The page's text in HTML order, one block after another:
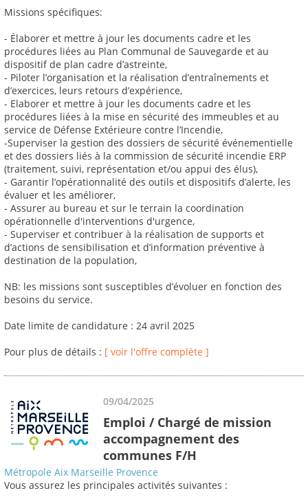
Missions spécifiques:
- Élaborer et mettre à jour les documents cadre et les
procédures liées au Plan Communal de Sauvegarde et au
dispositif de plan cadre d’astreinte,
- Piloter l’organisation et la réalisation d’entraînements et
d’exercices, leurs retours d’expérience,
- Elaborer et mettre à jour les documents cadre et les
procédures liées à la mise en sécurité des immeubles et au
service de Défense Extérieure contre l’Incendie,
-Superviser la gestion des dossiers de sécurité événementielle
et des dossiers liés à la commission de sécurité incendie ERP
(traitement, suivi, représentation et/ou appui des élus),
- Garantir l’opérationnalité des outils et dispositifs d’alerte, les
évaluer et les améliorer,
- Assurer au bureau et sur le terrain la coordination
opérationnelle d'interventions d'urgence,
- Superviser et contribuer à la réalisation de supports et
d’actions de sensibilisation et d’information préventive à
destination de la population,
NB: les missions sont susceptibles d’évoluer en fonction des
besoins du service.
Date limite de candidature : 24 avril 2025
Pour plus de détails : [ voir l'offre complète ]
09/04/2025
Emploi / Chargé de mission
accompagnement des
communes F/H
Métropole Aix Marseille Provence
Vous assurez les principales activités suivantes :